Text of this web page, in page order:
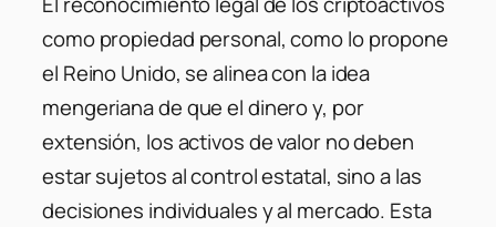
como propiedad personal, como lo propone
el Reino Unido, se alinea con la idea
mengeriana de que el dinero y, por
extensión, los activos de valor no deben
estar sujetos al control estatal, sino a las
decisiones individuales y al mercado. Esta